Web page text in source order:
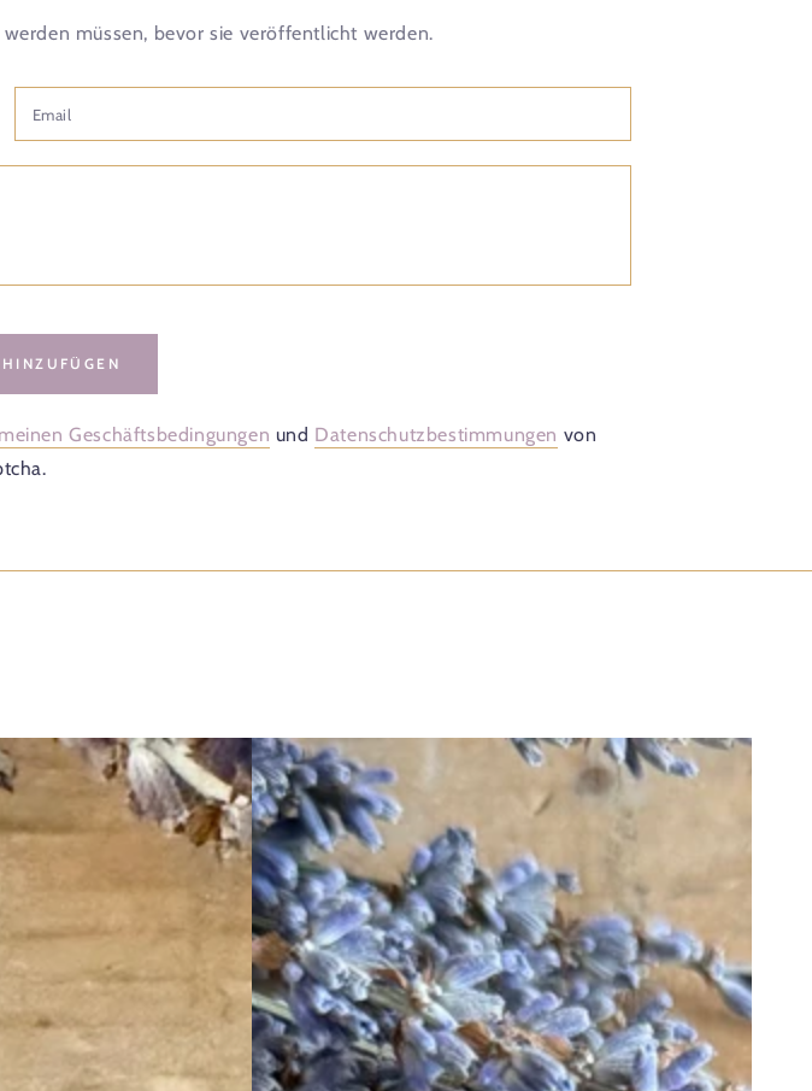
müssen, bevor sie veröffentlicht werden.
Geschäftsbedingungen und Datenschutzbestimmungen von